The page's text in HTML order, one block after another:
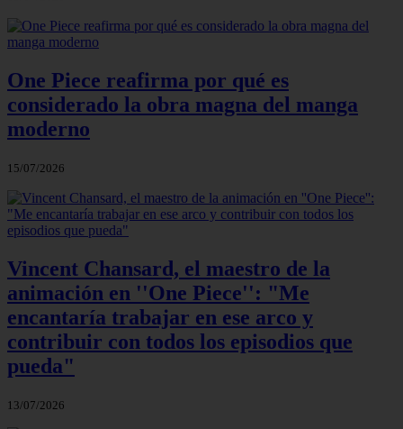
One Piece reafirma por qué es
considerado la obra magna del manga
moderno
15/07/2026
Vincent Chansard, el maestro de la
animación en ''One Piece'': "Me
encantaría trabajar en ese arco y
contribuir con todos los episodios que
pueda"
13/07/2026